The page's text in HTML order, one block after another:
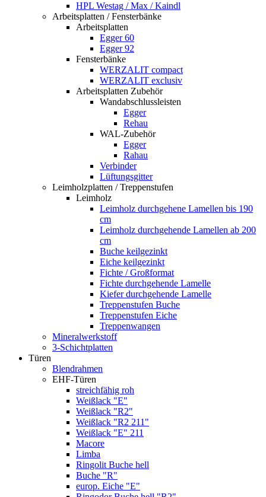
HPL Westag / Max / Kaindl
Arbeitsplatten / Fensterbänke
Arbeitsplatten
Egger 60
Egger 92
Fensterbänke
WERZALIT compact
WERZALIT exclusiv
Arbeitsplatten Zubehör
Wandabschlussleisten
Egger
Rehau
WAL-Zubehör
Egger
Rahau
Verbinder
Lüftungsgitter
Leimholzplatten / Treppenstufen
Leimholz
Leimholz durchgehene Lamellen bis 190
cm
Leimholz durchgehende Lamellen ab 200
cm
Buche keilgezinkt
Eiche keilgezinkt
Fichte / Großformat
Fichte durchgehende Lamelle
Kiefer durchgehende Lamelle
Treppenstufen Buche
Treppenstufen Eiche
Treppenwangen
Mineralwerkstoff
3-Schichtplatten
Türen
Blendrahmen
EHF-Türen
streichfähig roh
Weißlack "E"
Weißlack "R2"
Weißlack "R2 211"
Weißlack "E" 211
Macore
Limba
Ringolit Buche hell
Buche "R"
europ. Eiche "E"